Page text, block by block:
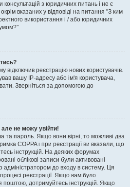
з юридичних питань і не є
вказаних у відповіді на питання "З ким
використання і / або юридичних
відключив реєстрацію нових користувачів.
вашу IP-адресу або ім'я користувача,
Зверніться за допомогою до
не можу увійти!
та пароль. Якщо вони вірні, то можливі два
COPPA і при реєстрації ви вказали, що
інструкцій. На деяких форумах
облікові записи були активовані
адміністратором до входу в систему. Ця
реєстрації. Якщо вам було
поштою, дотримуйтесь інструкцій. Якщо